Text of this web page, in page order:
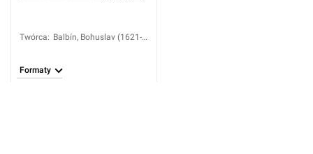
Twórca: Balbín, Bohuslav (1621-
Formaty